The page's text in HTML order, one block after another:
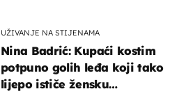
UŽIVANJE NA STIJENAMA
Nina Badrić: Kupaći kostim
potpuno golih leđa koji tako
lijepo ističe žensku